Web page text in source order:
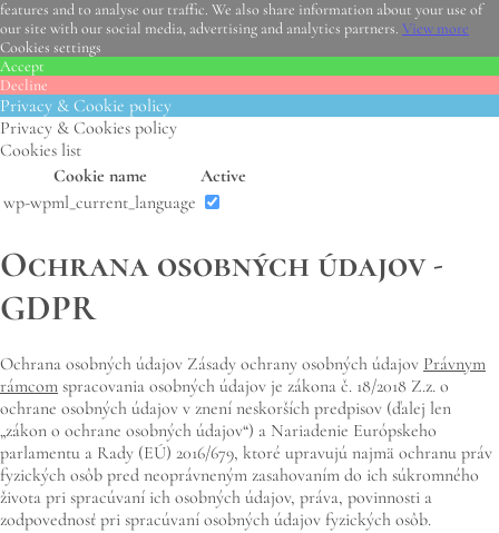
features and to analyse our traffic. We also share information about your use of
our site with our social media, advertising and analytics partners. View more
Cookies settings
Accept
Decline
Privacy & Cookie policy
Privacy & Cookies policy
Cookies list
Cookie name
Active
wp-wpml_current_language
Ochrana osobných údajov -
GDPR
Ochrana osobných údajov Zásady ochrany osobných údajov Právnym
rámcom spracovania osobných údajov je zákona č. 18/2018 Z.z. o
ochrane osobných údajov v znení neskorších predpisov (ďalej len
„zákon o ochrane osobných údajov“) a Nariadenie Európskeho
parlamentu a Rady (EÚ) 2016/679, ktoré upravujú najmä ochranu práv
fyzických osôb pred neoprávneným zasahovaním do ich súkromného
života pri spracúvaní ich osobných údajov, práva, povinnosti a
zodpovednosť pri spracúvaní osobných údajov fyzických osôb.